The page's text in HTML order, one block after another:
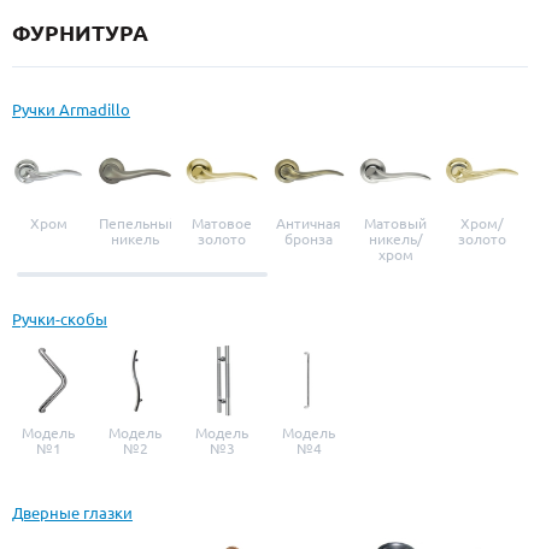
ФУРНИТУРА
Ручки Armadillo
Хром
Пепельный
никель
Матовое
золото
Античная
бронза
Матовый
никель/
хром
Хром/
золото
Ручки-скобы
Модель
№1
Модель
№2
Модель
№3
Модель
№4
Дверные глазки